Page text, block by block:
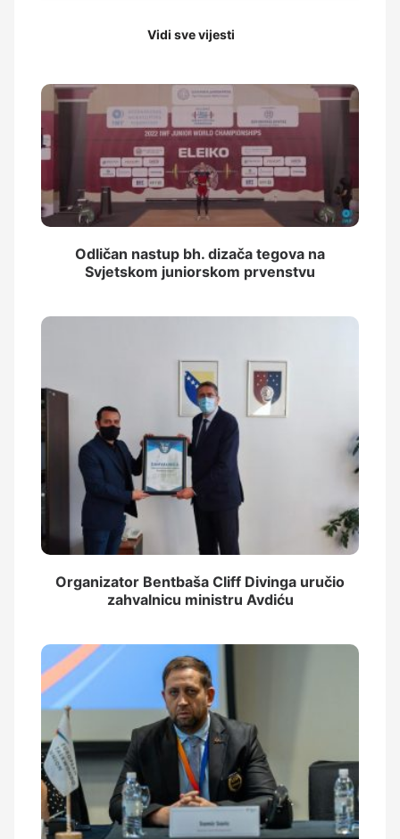
Vidi sve vijesti
Odličan nastup bh. dizača tegova na
Svjetskom juniorskom prvenstvu
Organizator Bentbaša Cliff Divinga uručio
zahvalnicu ministru Avdiću